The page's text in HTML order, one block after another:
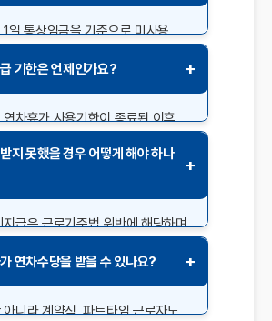
발생하며, 3년 이상 근무한
추가 연차가 주어집니다. 이러한
일 통상임금을 기준으로 미사용
수당을 월 근로시간으로 나누어
는 근로계약서와 급여 명세서에
으로 확인할 수 있습니다.
기한은 언제인가요? +
차휴가 사용기한이 종료된 이후
지만, 회사의 급여 지급일에
수도 있습니다. 지급 시기가
지 못했을 경우 어떻게 해야 하나
+
급은 근로기준법 위반에 해당하며,
할 수 있습니다. 문제 해결이
청을 통해 상담받고 법적 조치를
방법입니다.
연차수당을 받을 수 있나요? +
니라 계약직, 파트타임 근로자도